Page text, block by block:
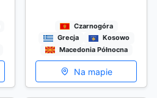
Czarnogóra
Grecja
Kosowo
Macedonia Północna
Na mapie